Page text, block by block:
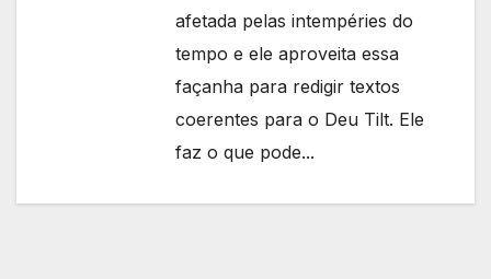
afetada pelas intempéries do
tempo e ele aproveita essa
façanha para redigir textos
coerentes para o Deu Tilt. Ele
faz o que pode...